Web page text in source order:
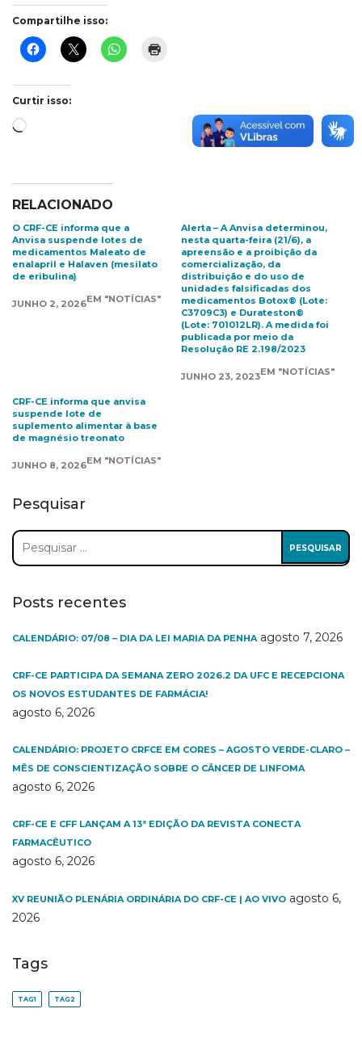
Compartilhe isso:
Curtir isso:
Carregando...
RELACIONADO
O CRF-CE informa que a
Anvisa suspende lotes de
medicamentos Maleato de
enalapril e Halaven (mesilato
de eribulina)
JUNHO 2, 2026EM "NOTÍCIAS"
Alerta – A Anvisa determinou,
nesta quarta-feira (21/6), a
apreensão e a proibição da
comercialização, da
distribuição e do uso de
unidades falsificadas dos
medicamentos Botox®️ (Lote:
C3709C3) e Durateston®️
(Lote: 701012LR). A medida foi
publicada por meio da
Resolução RE 2.198/2023
JUNHO 23, 2023EM "NOTÍCIAS"
CRF-CE informa que anvisa
suspende lote de
suplemento alimentar à base
de magnésio treonato
JUNHO 8, 2026EM "NOTÍCIAS"
Pesquisar
Pesquisar
por:
Posts recentes
CALENDÁRIO: 07/08 – DIA DA LEI MARIA DA PENHA agosto 7, 2026
CRF-CE PARTICIPA DA SEMANA ZERO 2026.2 DA UFC E RECEPCIONA
OS NOVOS ESTUDANTES DE FARMÁCIA!
agosto 6, 2026
CALENDÁRIO: PROJETO CRFCE EM CORES – AGOSTO VERDE-CLARO –
MÊS DE CONSCIENTIZAÇÃO SOBRE O CÂNCER DE LINFOMA
agosto 6, 2026
CRF-CE E CFF LANÇAM A 13ª EDIÇÃO DA REVISTA CONECTA
FARMACÊUTICO
agosto 6, 2026
XV REUNIÃO PLENÁRIA ORDINÁRIA DO CRF-CE | AO VIVO agosto 6,
2026
Tags
TAG1 TAG2